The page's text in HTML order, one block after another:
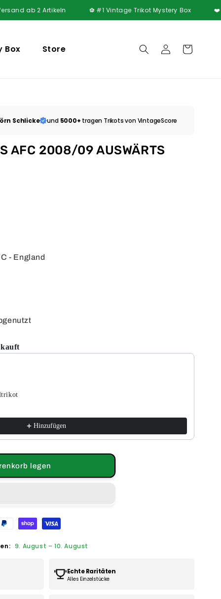
2 Artikeln⚽ #1 Vintage Trikot Mystery Box❤️ 5000+
Box Store EinloggenWarenkorb
Schlicke und 5000+ tragen Trikots von VintageScore
AFC 2008/09 AUSWÄRTS
- England
to navigate through product recommendations, or scroll
Hinzufügen
legen
9. August –10. August
Echte Raritäten
Alles Einzelstücke